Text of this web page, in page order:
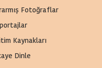
Fotoğraflar
Kaynakları
Dinle